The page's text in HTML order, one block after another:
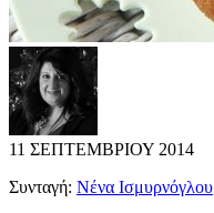
11 ΣΕΠΤΕΜΒΡΙΟΥ 2014
Συνταγή: Νένα Ισμυρνόγλου